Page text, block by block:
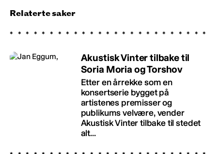
Relaterte saker
Akustisk Vinter tilbake til
Soria Moria og Torshov
Etter en årrekke som en
konsertserie bygget på
artistenes premisser og
publikums velvære, vender
Akustisk Vinter tilbake til stedet
alt...